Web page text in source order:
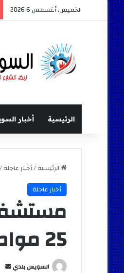
الخميس, أغسطس 6 2026
الرئيسية أخبار
الرئيسية/أخبار عاجلة/
أخبار عاجلة
25 مواطنا يظهر عليهم أعراض التسمم
السويس بلدي